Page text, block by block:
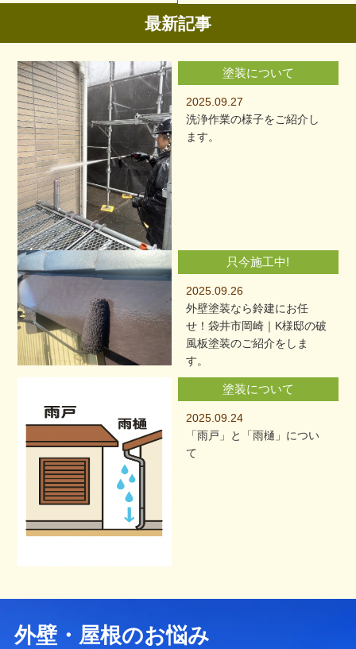
最新記事
塗装について
2025.09.27
洗浄作業の様子をご紹介し
ます。
只今施工中!
2025.09.26
外壁塗装なら鈴建にお任
せ！袋井市岡崎｜K様邸の破
風板塗装のご紹介をしま
す。
塗装について
2025.09.24
「雨戸」と「雨樋」につい
て
外壁・屋根のお悩み